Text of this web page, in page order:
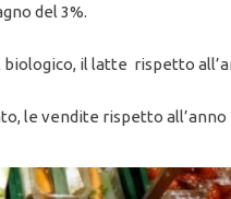
del 3%.
biologico, il latte rispetto
le vendite rispetto